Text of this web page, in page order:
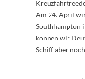
Am 24. April
Southhampton
können wir
Schiff aber